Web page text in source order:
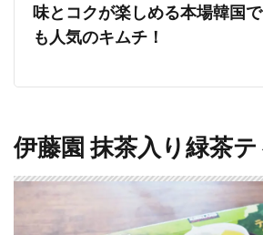
味とコクが楽しめる本場韓国で
も人気のキムチ！
伊藤園 抹茶入り緑茶